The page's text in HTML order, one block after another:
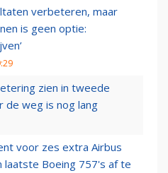
verbeteren, maar
is geen optie:
zien in tweede
de weg is nog lang
voor zes extra Airbus
laatste Boeing 757's af te